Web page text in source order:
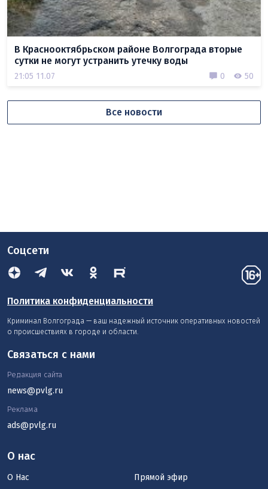
В Краснооктябрьском районе Волгограда вторые
сутки не могут устранить утечку воды
21:05 11.07 0 50
Все новости
Соцсети
Политика конфиденциальности
Криминал Волгограда — ваш надежный источник оперативных новостей
о происшествиях в городе и области.
О нас
О Нас Прямой эфир
Связаться с нами
Редакция сайта
news@pvlg.ru
Реклама
ads@pvlg.ru